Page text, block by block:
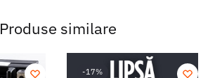
Produse similare
-17%